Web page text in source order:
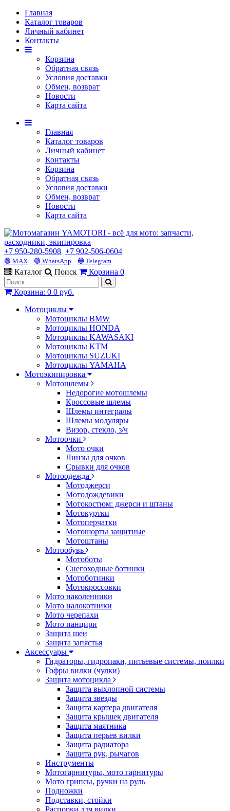
Главная
Каталог товаров
Личный кабинет
Контакты
Корзина
Обратная связь
Условия доставки
Обмен, возврат
Новости
Карта сайта
Главная
Каталог товаров
Личный кабинет
Контакты
Корзина
Обратная связь
Условия доставки
Обмен, возврат
Новости
Карта сайта
+7 950-280-5908 +7 902-506-0604
🟢 MAX 🟢 WhatsApp 🔵 Telegram
Каталог Поиск Корзина 0
Корзина: 0 0 руб.
Мотоциклы
Мотоциклы BMW
Мотоциклы HONDA
Мотоциклы KAWASAKI
Мотоциклы KTM
Мотоциклы SUZUKI
Мотоциклы YAMAHA
Мотоэкипировка
Мотошлемы
Недорогие мотошлемы
Кроссовые шлемы
Шлемы интегралы
Шлемы модуляры
Визор, стекло, з/ч
Мотоочки
Мото очки
Линзы для очков
Срывки для очков
Мотоодежда
Мотоджерси
Мотодождевики
Мотокостюм: джерси и штаны
Мотокуртки
Мотоперчатки
Мотошорты защитные
Мотоштаны
Мотообувь
Мотоботы
Снегоходные ботинки
Мотоботинки
Мотокроссовки
Мото наколенники
Мото налокотники
Мото черепахи
Мото панцири
Защита шеи
Защита запястья
Аксессуары
Гидраторы, гидропаки, питьевые системы, поилки
Гофры вилки (чулки)
Защита мотоцикла
Защита выхлопной системы
Защита звезды
Защита картера двигателя
Защита крышек двигателя
Защита маятника
Защита перьев вилки
Защита радиатора
Защита рук, рычагов
Инструменты
Мотогарнитуры, мото гарнитуры
Мото грипсы, ручки на руль
Подножки
Подставки, стойки
Распорки для вилки